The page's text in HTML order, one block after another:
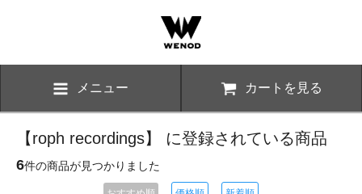
メニュー カートを見る
【roph recordings】 に登録されている商品
6件の商品が見つかりました